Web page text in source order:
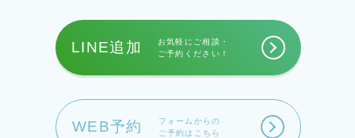
LINE追加
お気軽にご相談・
ご予約ください！
WEB予約
フォームからの
ご予約はこちら